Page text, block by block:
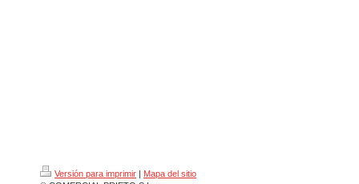
Versión para imprimir | Mapa del sitio